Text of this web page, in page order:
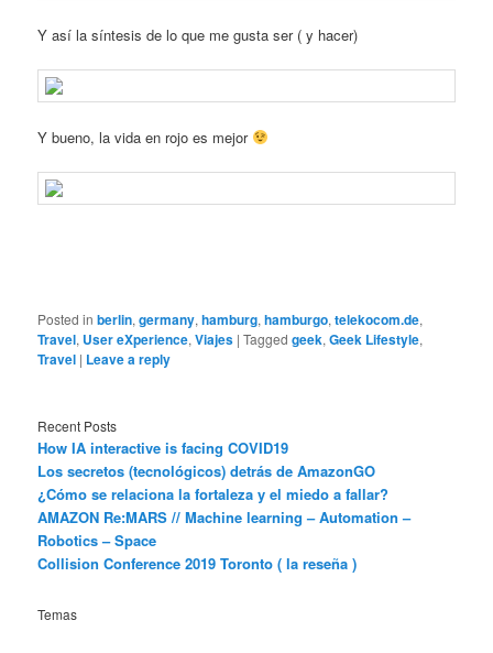
Y así la síntesis de lo que me gusta ser ( y hacer)
Y bueno, la vida en rojo es mejor
Posted in berlin,germany,hamburg,hamburgo,telekocom.de,
Travel, User eXperience,Viajes |Tagged geek,Geek Lifestyle,
Travel | Leave a reply
Recent Posts
How IA interactive is facing COVID19
Los secretos (tecnológicos) detrás de AmazonGO
¿Cómo se relaciona la fortaleza y el miedo a fallar?
AMAZON Re:MARS // Machine learning – Automation –
Robotics – Space
Collision Conference 2019 Toronto ( la reseña )
Temas